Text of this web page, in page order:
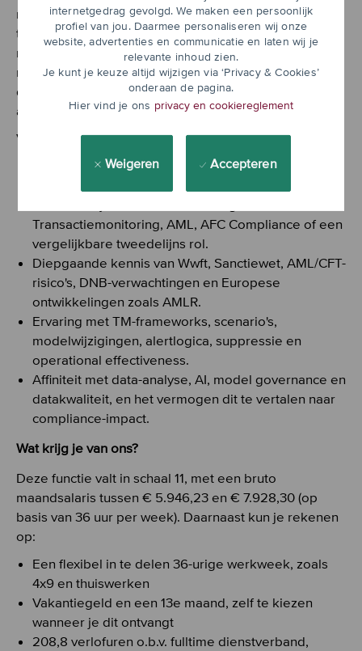
internetgedrag gevolgd. We maken een persoonlijk
profiel van jou. Daarmee personaliseren wij onze
website, advertenties en communicatie en laten wij je
relevante inhoud zien.
Je kunt je keuze altijd wijzigen via ‘Privacy & Cookies’
onderaan de pagina.
Hier vind je ons privacy en cookiereglement
Weigeren Accepteren
risicokompas die complexe vraagstukken helder weet
te duiden voor zowel inhoudelijke experts als senior
management. Je combineert een stevige adviesrol
met een verbindende samenwerkingsstijl en begrijpt
dat effectieve compliance staat of valt met
aantoonbare opvolging, verificatie en tijdige escalatie.
Verder heb je:
WO werk- en denkniveau, bij voorkeur juridisch,
Transactiemonitoring, AML, AFC Compliance of een
vergelijkbare tweedelijns rol.
Diepgaande kennis van Wwft, Sanctiewet, AML/CFT-
risico's, DNB-verwachtingen en Europese
ontwikkelingen zoals AMLR.
Ervaring met TM-frameworks, scenario's,
modelwijzigingen, alertlogica, suppressie en
operational effectiveness.
Affiniteit met data-analyse, AI, model governance en
datakwaliteit, en het vermogen dit te vertalen naar
compliance-impact.
Wat krijg je van ons?
Deze functie valt in schaal 11, met een bruto
maandsalaris tussen € 5.946,23 en € 7.928,30 (op
basis van 36 uur per week). Daarnaast kun je rekenen
op:
Een flexibel in te delen 36-urige werkweek, zoals
4x9 en thuiswerken
Vakantiegeld en een 13e maand, zelf te kiezen
wanneer je dit ontvangt
208,8 verlofuren o.b.v. fulltime dienstverband,